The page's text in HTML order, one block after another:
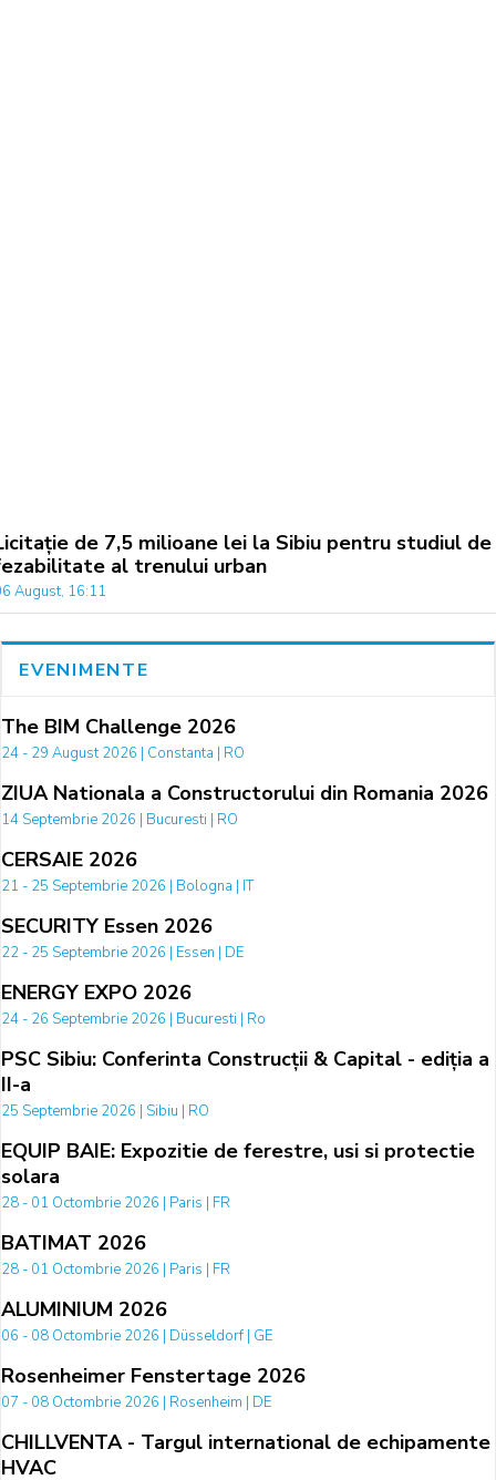
de 7,5 milioane lei la Sibiu pentru studiul de
al trenului urban
August, 16:11
EVENIMENTE
The BIM Challenge 2026
24 - 29 August 2026 | Constanta | RO
ZIUA Nationala a Constructorului din Romania 2026
14 Septembrie 2026 | Bucuresti | RO
CERSAIE 2026
21 - 25 Septembrie 2026 | Bologna | IT
SECURITY Essen 2026
22 - 25 Septembrie 2026 | Essen | DE
ENERGY EXPO 2026
24 - 26 Septembrie 2026 | Bucuresti | Ro
PSC Sibiu: Conferinta Construcții & Capital - ediția a
II-a
25 Septembrie 2026 | Sibiu | RO
EQUIP BAIE: Expozitie de ferestre, usi si protectie
solara
28 - 01 Octombrie 2026 | Paris | FR
BATIMAT 2026
28 - 01 Octombrie 2026 | Paris | FR
ALUMINIUM 2026
06 - 08 Octombrie 2026 | Düsseldorf | GE
Rosenheimer Fenstertage 2026
07 - 08 Octombrie 2026 | Rosenheim | DE
CHILLVENTA - Targul international de echipamente
HVAC